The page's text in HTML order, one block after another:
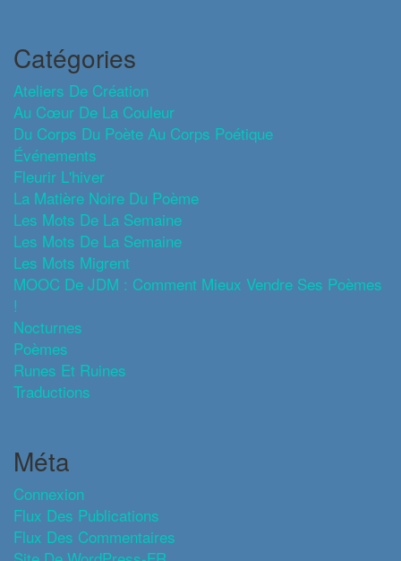
Catégories
Ateliers De Création
Au Cœur De La Couleur
Du Corps Du Poète Au Corps Poétique
Événements
Fleurir L'hiver
La Matière Noire Du Poème
Les Mots De La Semaine
Les Mots De La Semaine
Les Mots Migrent
MOOC De JDM : Comment Mieux Vendre Ses Poèmes
!
Nocturnes
Poèmes
Runes Et Ruines
Traductions
Méta
Connexion
Flux Des Publications
Flux Des Commentaires